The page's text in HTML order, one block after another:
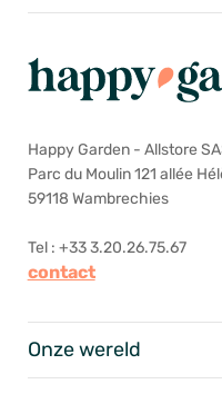
Happy Garden - Allstore
Parc du Moulin 121 allée
59118 Wambrechies
Tel : +33 3.20.26.75.67
contact
Onze wereld